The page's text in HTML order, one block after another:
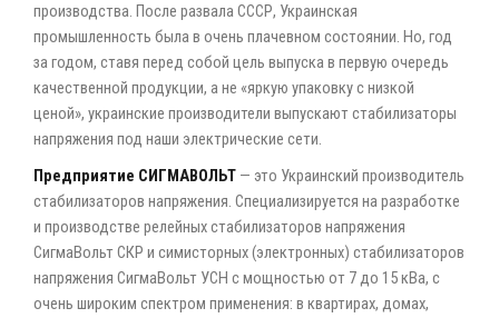
производства. После развала СССР, Украинская
промышленность была в очень плачевном состоянии. Но, год
за годом, ставя перед собой цель выпуска в первую очередь
качественной продукции, а не «яркую упаковку с низкой
ценой», украинские производители выпускают стабилизаторы
напряжения под наши электрические сети.
Предприятие СИГМАВОЛЬТ — это Украинский производитель
стабилизаторов напряжения. Специализируется на разработке
и производстве релейных стабилизаторов напряжения
СигмаВольт СКР и симисторных (электронных) стабилизаторов
напряжения СигмаВольт УСН с мощностью от 7 до 15 кВа, с
очень широким спектром применения: в квартирах, домах,